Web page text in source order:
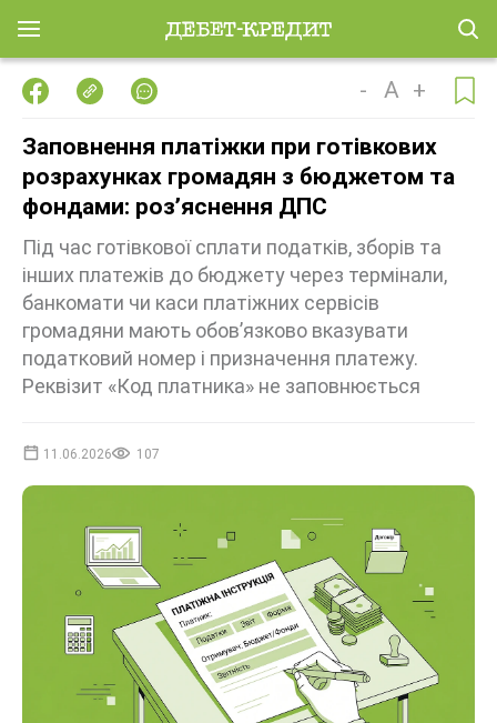
- A +
Заповнення платіжки при готівкових
розрахунках громадян з бюджетом та
фондами: роз’яснення ДПС
Під час готівкової сплати податків, зборів та
інших платежів до бюджету через термінали,
банкомати чи каси платіжних сервісів
громадяни мають обов’язково вказувати
податковий номер і призначення платежу.
Реквізит «Код платника» не заповнюється
11.06.2026 107